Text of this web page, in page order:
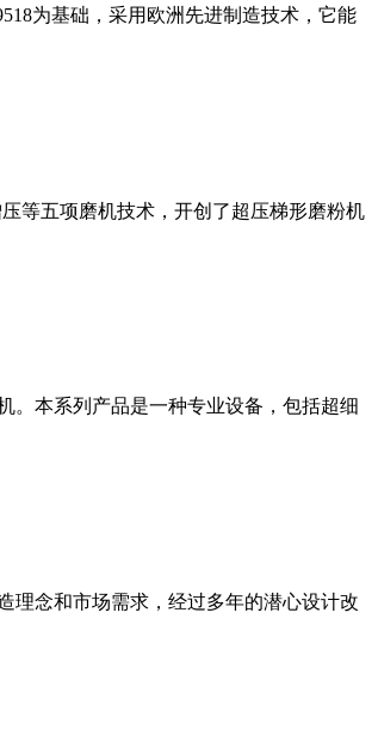
为基础，采用欧洲先进制造技术，它能
等五项磨机技术，开创了超压梯形磨粉机
。本系列产品是一种专业设备，包括超细
理念和市场需求，经过多年的潜心设计改